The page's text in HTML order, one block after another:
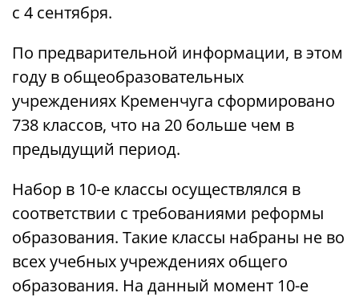
с 4 сентября.
По предварительной информации, в этом
году в общеобразовательных
учреждениях Кременчуга сформировано
738 классов, что на 20 больше чем в
предыдущий период.
Набор в 10-е классы осуществлялся в
соответствии с требованиями реформы
образования. Такие классы набраны не во
всех учебных учреждениях общего
образования. На данный момент 10-е